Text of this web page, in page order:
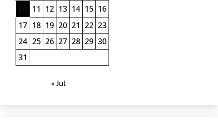
11 12 13 14 15 16
17 18 19 20 21 22 23
24 25 26 27 28 29 30
31
« Jul